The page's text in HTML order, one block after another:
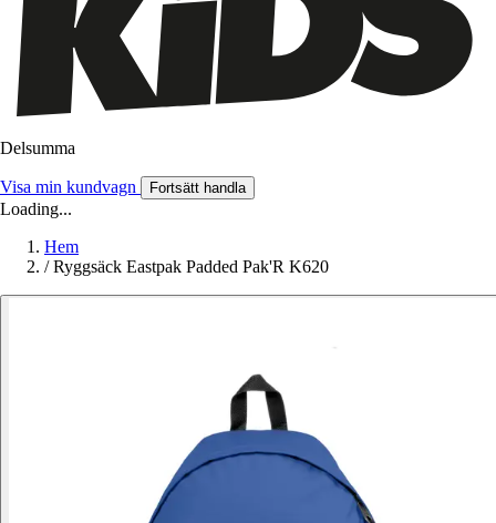
Delsumma
Visa min kundvagn Fortsätt handla
Loading...
Hem
/ Ryggsäck Eastpak Padded Pak'R K620